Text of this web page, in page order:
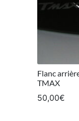
Flanc
TMAX
50,00€